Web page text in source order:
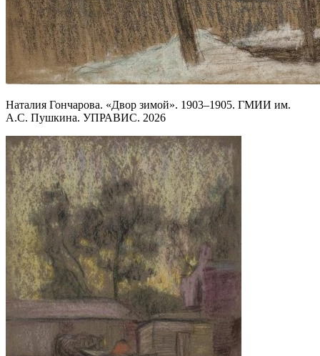
Наталия Гончарова. «Двор зимой». 1903–1905. ГМИИ им.
А.С. Пушкина. УПРАВИС. 2026